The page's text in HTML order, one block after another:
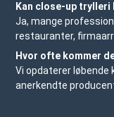
Kan close-up
Ja, mange
restauranter,
Hvor ofte kommer
Vi opdaterer løbende
anerkendte